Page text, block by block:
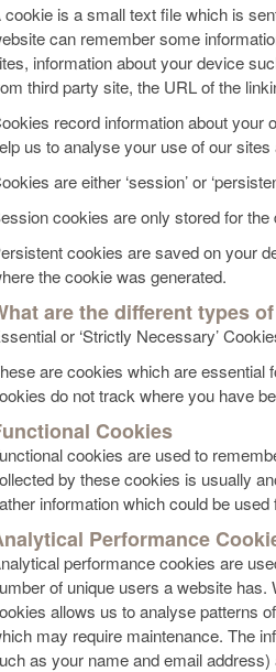
cookie is a small text file which is
can remember some
information about your device
third party site, the URL of the
record information about your
us to analyse your use of our
are either ‘session’ or
cookies are only stored for
cookies are saved on your
the cookie was generated.
are the different types
or ‘Strictly Necessary’
are cookies which are essential
do not track where you have
Cookies
cookies are used to
by these cookies is usually
information which could be
Performance
performance cookies are
of unique users a website
allows us to analyse patterns
may require maintenance. The
as your name and email